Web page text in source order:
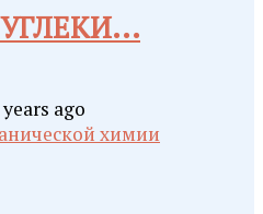
years ago
химии